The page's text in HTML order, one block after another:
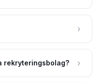
›
rekryteringsbolag? ›